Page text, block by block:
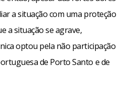
a situação com uma proteção
a situação se agrave,
optou pela não participação
de Porto Santo e de